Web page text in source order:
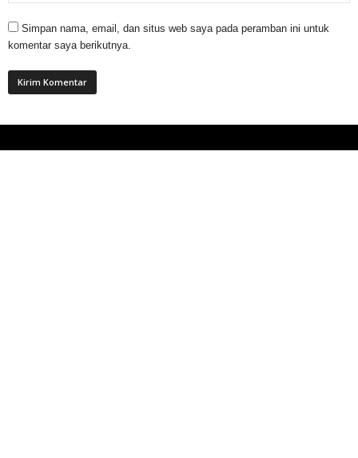
Simpan nama, email, dan situs web saya pada peramban ini untuk
komentar saya berikutnya.